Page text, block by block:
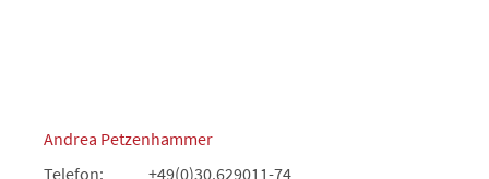
Andrea Petzenhammer
Telefon:
+49(0)30.629011-74